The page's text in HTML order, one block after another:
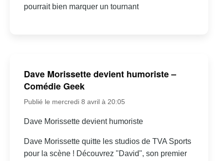
pourrait bien marquer un tournant
Dave Morissette devient humoriste –
Comédie Geek
Publié le mercredi 8 avril à 20:05
Dave Morissette devient humoriste
Dave Morissette quitte les studios de TVA Sports
pour la scène ! Découvrez "David", son premier